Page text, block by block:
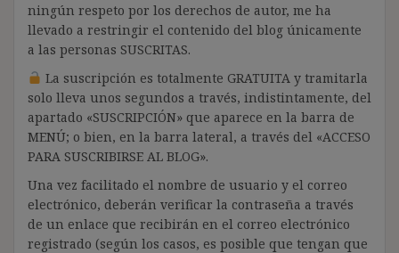
ningún respeto por los derechos de autor, me ha
llevado a restringir el contenido del blog únicamente
a las personas SUSCRITAS.
La suscripción es totalmente GRATUITA y tramitarla
solo lleva unos segundos a través, indistintamente, del
apartado «SUSCRIPCIÓN» que aparece en la barra de
MENÚ; o bien, en la barra lateral, a través del «ACCESO
PARA SUSCRIBIRSE AL BLOG».
Una vez facilitado el nombre de usuario y el correo
electrónico, deberán verificar la contraseña a través
de un enlace que recibirán en el correo electrónico
registrado (según los casos, es posible que tengan que